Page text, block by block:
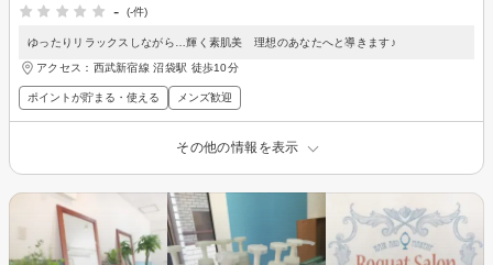
-
(-件)
ゆったりリラックスしながら…輝く素肌美 理想のあなたへと導きます♪
アクセス：西武新宿線 沼袋駅 徒歩10分
ポイントが貯まる・使える メンズ歓迎
その他の情報を表示